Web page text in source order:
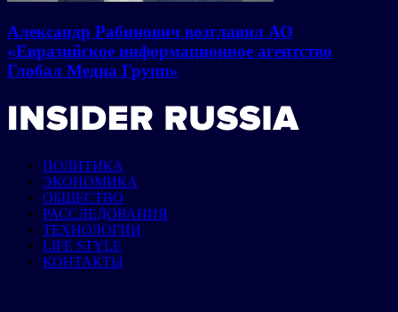
Александр Рабинович возглавил АО
«Евразийское информационное агентство
Глобал Медиа Групп»
ПОЛИТИКА
ЭКОНОМИКА
ОБЩЕСТВО
РАССЛЕДОВАНИЯ
ТЕХНОЛОГИИ
LIFE STYLE
КОНТАКТЫ